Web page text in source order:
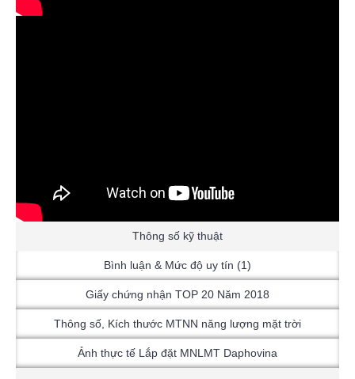
Thông số kỹ thuật
Bình luận & Mức độ uy tín (1)
Giấy chứng nhận TOP 20 Năm 2018
Thông số, Kích thước MTNN năng lượng mặt trời
Ảnh thực tế Lắp đặt MNLMT Daphovina